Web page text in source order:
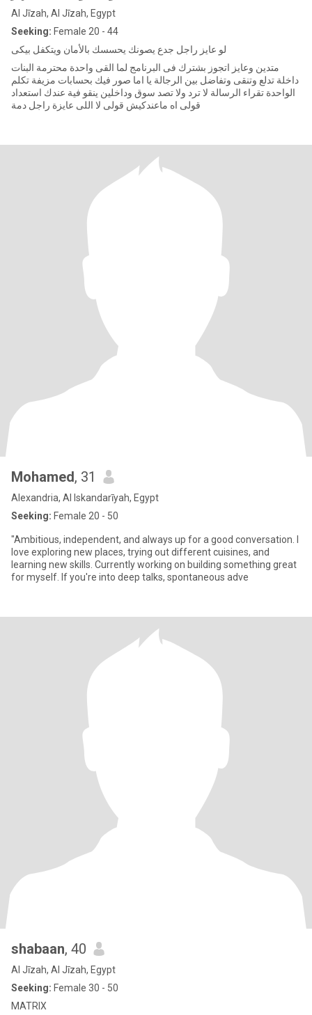
Al Jīzah, Al Jīzah, Egypt
Seeking: Female 20 - 44
لو عايز راجل جدع يصونك يحسسك بالأمان ويتكفل بيكى
متدين وعايز اتجوز بشترك فى البرنامج لما القى واحدة محترمة البنات
داخلة تدلع وتنقى وتفاضل بين الرجالة يا اما صور فيك بحسابات مزيفة تكلم
الواحدة تقراء الرسالة لا ترد ولا تصد سوق وداخلين ينقو فية عندك استعداد
قولى اه ماعندكيش قولى لا اللى عايزة راجل دمة
Mohamed, 31
Alexandria, Al Iskandarīyah, Egypt
Seeking: Female 20 - 50
"Ambitious, independent, and always up for a good conversation. I
love exploring new places, trying out different cuisines, and
learning new skills. Currently working on building something great
for myself. If you're into deep talks, spontaneous adve
shabaan, 40
Al Jīzah, Al Jīzah, Egypt
Seeking: Female 30 - 50
MATRIX